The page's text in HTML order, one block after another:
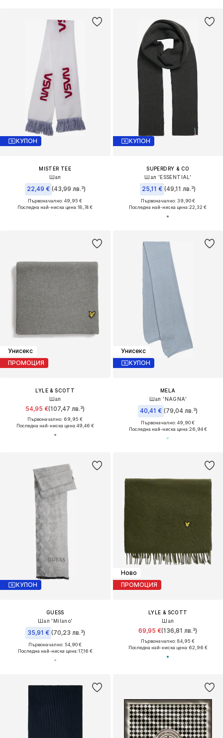
КУПОН
MISTER TEE
Шал
22,49 € (43,99 лв.³)
Първоначално: 49,95 €
Последна най-ниска цена:18,74 €
КУПОН
SUPERDRY & CO
Шал 'ESSENTIAL'
25,11 € (49,11 лв.³)
Първоначално: 39,90 €
Последна най-ниска цена:22,32 €
Унисекс
ПРОМОЦИЯ
LYLE & SCOTT
Шал
54,95 €(107,47 лв.³)
Първоначално: 69,95 €
Последна най-ниска цена:49,46 €
Унисекс
КУПОН
MELA
Шал 'NAGNA'
40,41 € (79,04 лв.³)
Първоначално: 49,90 €
Последна най-ниска цена:26,94 €
КУПОН
GUESS
Шал 'Milano'
35,91 € (70,23 лв.³)
Първоначално: 54,90 €
Последна най-ниска цена:17,16 €
Ново
ПРОМОЦИЯ
LYLE & SCOTT
Шал
69,95 €(136,81 лв.³)
Първоначално: 84,95 €
Последна най-ниска цена:62,96 €